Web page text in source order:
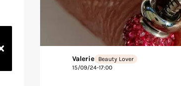
Valerie
Beauty Lover
15/09/24-17:00